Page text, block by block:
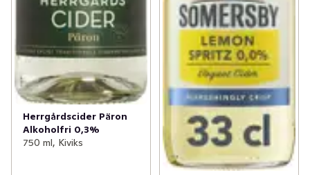
Herrgårdscider Päron
Alkoholfri 0,3%
750 ml, Kiviks